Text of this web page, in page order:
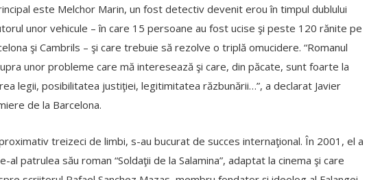
este Melchor Marin, un fost detectiv devenit erou în timpul dublului
unor vehicule – în care 15 persoane au fost ucise şi peste 120 rănite pe
şi Cambrils – şi care trebuie să rezolve o triplă omucidere. “Romanul
unor probleme care mă interesează şi care, din păcate, sunt foarte la
legii, posibilitatea justiţiei, legitimitatea răzbunării…”, a declarat Javier
de la Barcelona.
treizeci de limbi, s-au bucurat de succes internaţional. În 2001, el a
patrulea său roman “Soldaţii de la Salamina”, adaptat la cinema şi care